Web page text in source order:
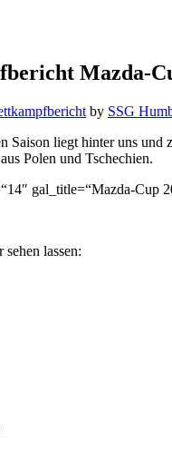
Mazda-
Mazda-
by SSG
Saison liegt hinter uns
Polen und Tschechien.
gal_title=“Mazda-Cup
lassen: